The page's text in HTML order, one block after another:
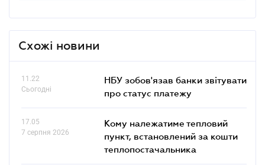
Схожі новини
11.22
Сьогодні
НБУ зобов'язав банки звітувати
про статус платежу
17.05
7 серпня 2026
Кому належатиме тепловий
пункт, встановлений за кошти
теплопостачальника